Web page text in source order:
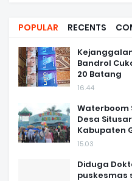
POPULAR RECENTS
Bandrol
20 Batang
16.44
Waterboom
Desa
Kabupaten
15.03
Diduga
puskesmas